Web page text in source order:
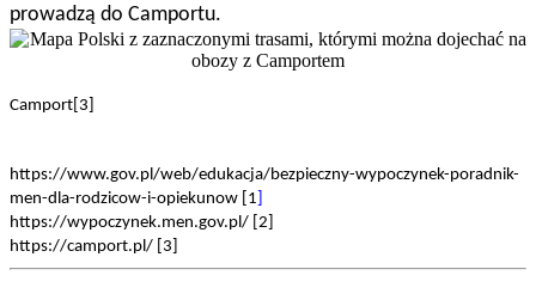
prowadzą do Camportu.
Camport[3]
https://www.gov.pl/web/edukacja/bezpieczny-wypoczynek-poradnik-
men-dla-rodzicow-i-opiekunow [1
https://wypoczynek.men.gov.pl/ [2]
https://camport.pl/ [3]